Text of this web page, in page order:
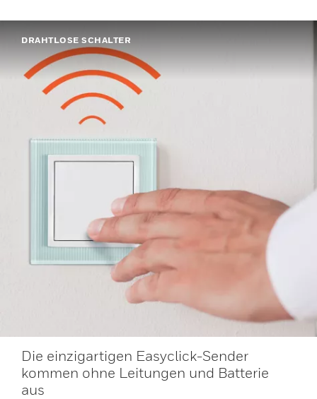
DRAHTLOSE SCHALTER
Die einzigartigen Easyclick-Sender
kommen ohne Leitungen und Batterie
aus